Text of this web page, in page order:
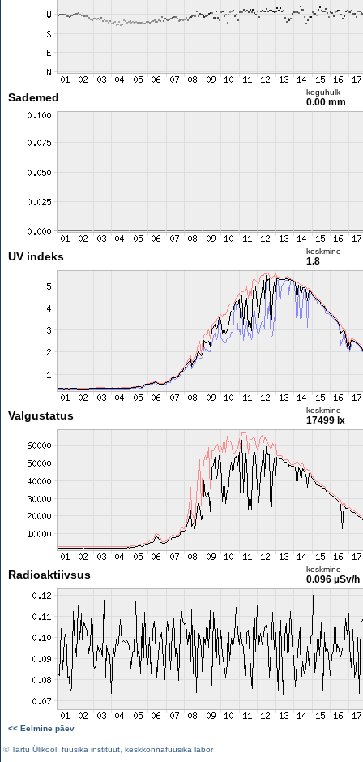
Sademed koguhulk
0.00 mm
UV indeks keskmine
1.8
Valgustatus keskmine
17499 lx
Radioaktiivsus keskmine
0.096 µSv/h
<< Eelmine päev
©Tartu Ülikool füüsika instituut keskkonnafüüsika labor